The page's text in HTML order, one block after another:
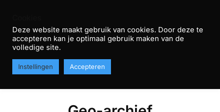
content
R
T
H
Navigation
MENU
Deze website maakt gebruik van cookies. Door deze te
accepteren kan je optimaal gebruik maken van de
volledige site.
Instellingen Accepteren